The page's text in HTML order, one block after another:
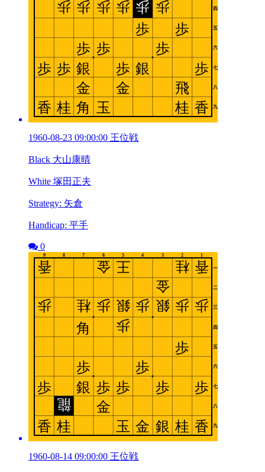
1960-08-23 09:00:00 王位戦
Black 大山康晴
White 塚田正夫
Strategy: 矢倉
Handicap: 平手
0
1960-08-14 09:00:00 王位戦